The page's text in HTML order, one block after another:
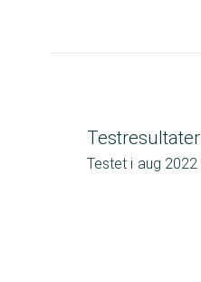
Testresultater
Testet i aug 2022